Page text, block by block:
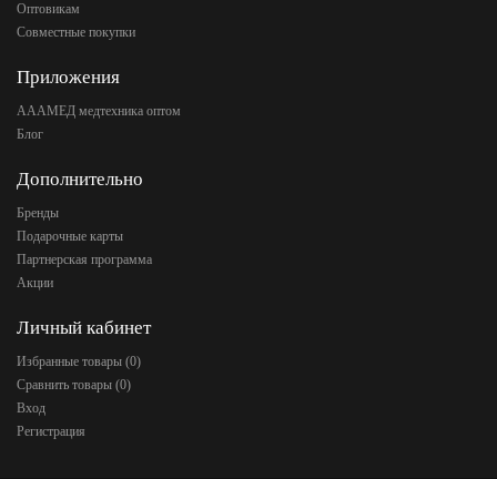
Оптовикам
Совместные покупки
Приложения
АААМЕД медтехника оптом
Блог
Дополнительно
Бренды
Подарочные карты
Партнерская программа
Акции
Личный кабинет
Избранные товары (0)
Сравнить товары (0)
Вход
Регистрация